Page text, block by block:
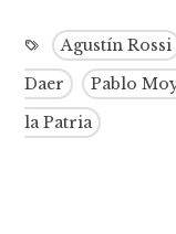
Agustín Rossi
Daer
Pablo
la Patria